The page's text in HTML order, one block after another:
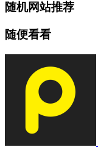
随机网站推荐
随便看看